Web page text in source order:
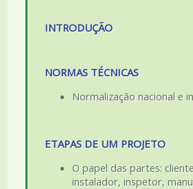
INTRODUÇÃO
NORMAS TÉCNICAS
Normalização nacional e
ETAPAS DE UM PROJETO
O papel das partes:
instalador, inspetor,